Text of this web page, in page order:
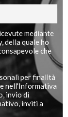
mediante
della quale ho
che
per finalità
nell'Informativa
invio di
inviti a